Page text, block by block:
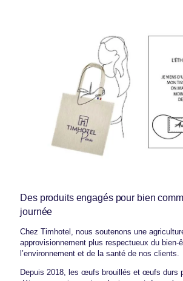
Des produits engagés pour bien
journée
Chez Timhotel, nous soutenons une
approvisionnement plus respectueux du bien-
l’environnement et de la santé de nos clients.
Depuis 2018, les œufs brouillés et œufs durs